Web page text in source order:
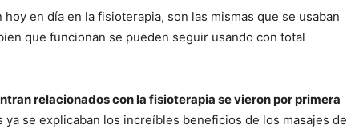
hoy en día en la fisioterapia, son las mismas que se usaban
que funcionan se pueden seguir usando con total
relacionados con la fisioterapia se vieron por primera
ya se explicaban los increíbles beneficios de los masajes de